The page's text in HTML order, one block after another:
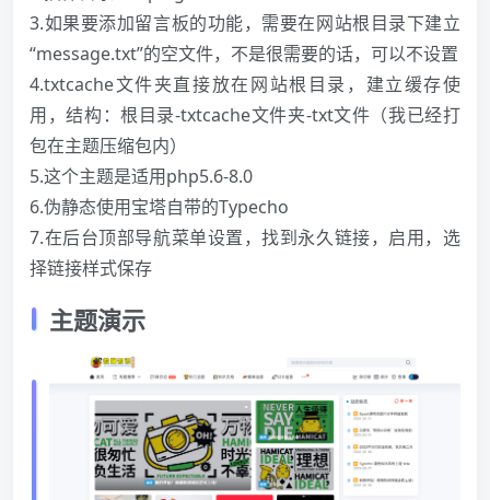
3.如果要添加留言板的功能，需要在网站根目录下建立
“message.txt”的空文件，不是很需要的话，可以不设置
4.txtcache文件夹直接放在网站根目录，建立缓存使
用，结构：根目录-txtcache文件夹-txt文件（我已经打
包在主题压缩包内）
5.这个主题是适用php5.6-8.0
6.伪静态使用宝塔自带的Typecho
7.在后台顶部导航菜单设置，找到永久链接，启用，选
择链接样式保存
主题演示